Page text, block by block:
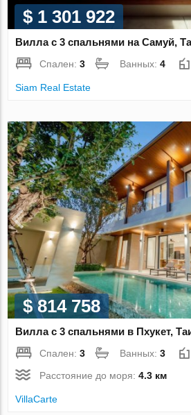
$ 1 301 922
Вилла с 3 спальнями на Самуй,
Спален:3 Ванных:4
Siam Real Estate
$ 814 758
Вилла с 3 спальнями в Пхукет,
Спален:3 Ванных:3
Расстояние до моря:4.3 км
VillaСarte